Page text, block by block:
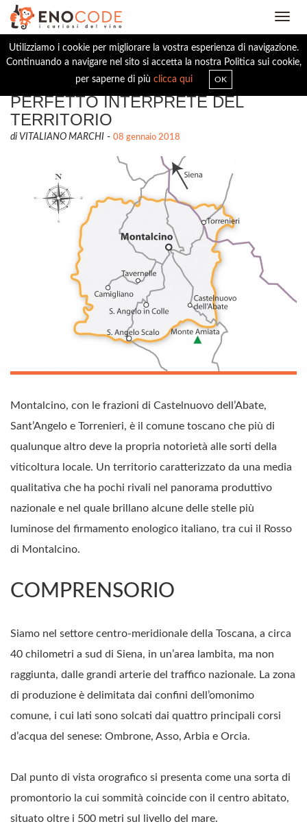
Utilizziamo i cookie per migliorare la vostra esperienza di navigazione.
Continuando a navigare nel sito si accetta la nostra Politica sui cookie,
per saperne di più clicca qui OK
ROSSO DI MONTALCINO, UN
PERFETTO INTERPRETE DEL
TERRITORIO
di VITALIANO MARCHI - 08 gennaio 2018
Montalcino, con le frazioni di Castelnuovo dell’Abate,
Sant’Angelo e Torrenieri, è il comune toscano che più di
qualunque altro deve la propria notorietà alle sorti della
viticoltura locale. Un territorio caratterizzato da una media
qualitativa che ha pochi rivali nel panorama produttivo
nazionale e nel quale brillano alcune delle stelle più
luminose del firmamento enologico italiano, tra cui il Rosso
di Montalcino.
COMPRENSORIO
Siamo nel settore centro-meridionale della Toscana, a circa
40 chilometri a sud di Siena, in un’area lambita, ma non
raggiunta, dalle grandi arterie del traffico nazionale. La zona
di produzione è delimitata dai confini dell’omonimo
comune, i cui lati sono solcati dai quattro principali corsi
d’acqua del senese: Ombrone, Asso, Arbia e Orcia.
Dal punto di vista orografico si presenta come una sorta di
promontorio la cui sommità coincide con il centro abitato,
situato oltre i 500 metri sul livello del mare.